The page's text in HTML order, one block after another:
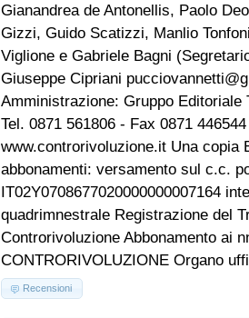
Gianandrea de Antonellis, Paolo
Gizzi, Guido Scatizzi, Manlio
Viglione e Gabriele Bagni
Giuseppe Cipriani
Amministrazione: Gruppo Editoriale
Tel. 0871 561806 - Fax 0871
www.controrivoluzione.it Una copia
abbonamenti: versamento sul c.c.
IT02Y0708677020000000007164
quadrimnestrale Registrazione del
Controrivoluzione Abbonamento ai
CONTRORIVOLUZIONE Organo
Recensioni